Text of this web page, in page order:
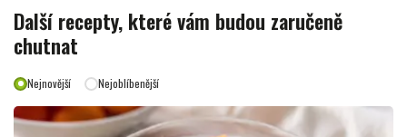
Další recepty, které vám budou zaručeně
chutnat
Nejnovější Nejoblíbenější